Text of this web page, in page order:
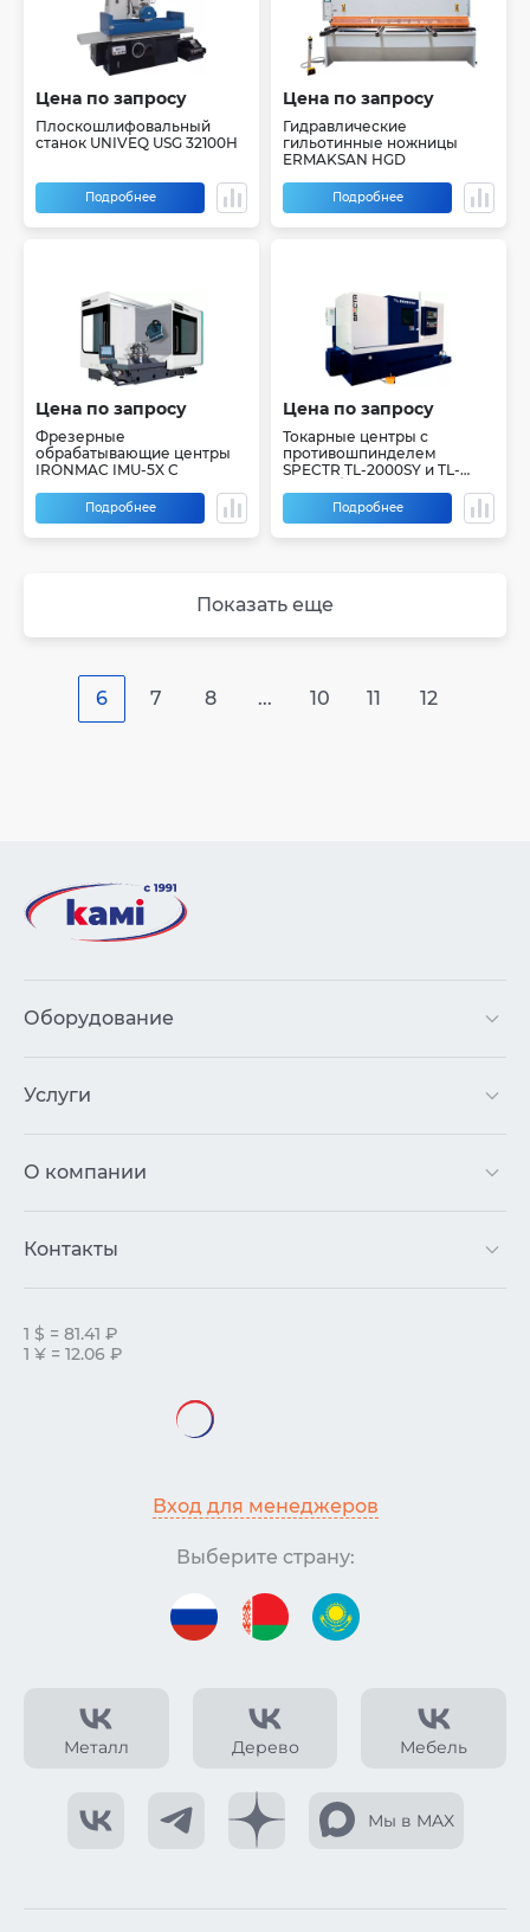
Цена по запросу
Плоскошлифовальный
станок UNIVEQ USG 32100H
Подробнее
Цена по запросу
Гидравлические
гильотинные ножницы
ERMAKSAN HGD
Подробнее
Цена по запросу
Фрезерные
обрабатывающие центры
IRONMAC IMU-5X C
Подробнее
Цена по запросу
Токарные центры с
противошпинделем
SPECTR TL-2000SY и TL-
Подробнее
Показать еще
6 7 8 ... 10 11 12
Металл Дерево Мебель
Мы в MAX
Оборудование
Услуги
О компании
Контакты
1 $ = 81.41 ₽
1 ¥ = 12.06 ₽
Вход для менеджеров
Выберите страну: